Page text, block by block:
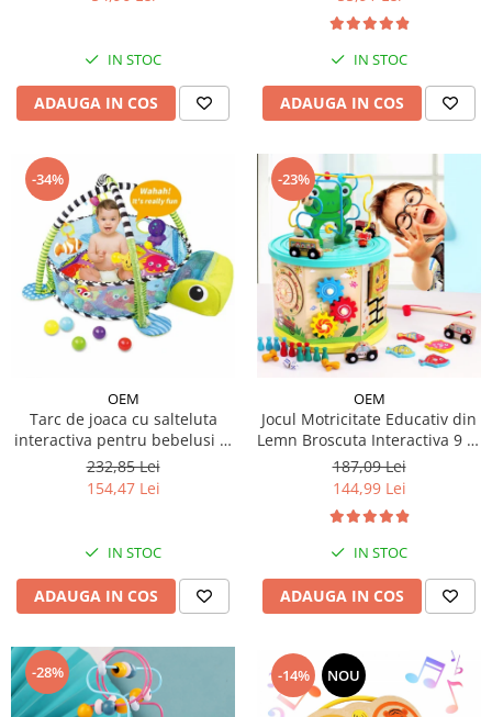
IN STOC
ADAUGA IN COS
IN STOC
ADAUGA IN COS
-34%
OEM
Tarc de joaca cu salteluta
interactiva pentru bebelusi si
30 bile - model broscuta
232,85 Lei
154,47 Lei
IN STOC
ADAUGA IN COS
-23%
OEM
Jocul Motricitate Educativ din
Lemn Broscuta Interactiva 9 în
1 Montessori
187,09 Lei
144,99 Lei
IN STOC
ADAUGA IN COS
-28% -14% NOU